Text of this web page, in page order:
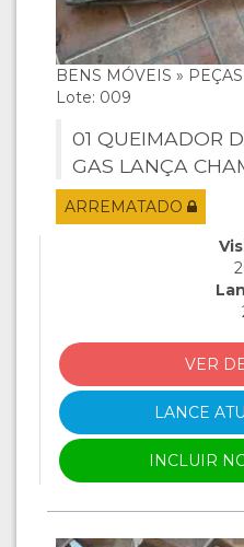
BENS MÓVEIS »
Lote: 009
01 QUEIMADOR
GAS LANÇA
ARREMATADO
VER
LANCE
INCLUIR